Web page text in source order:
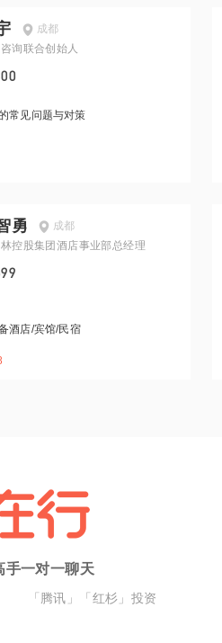
成都
询联合创始人
常见问题与对策
勇
成都
控股集团酒店事业部总经理
酒店/宾馆/民宿
手一对一聊天
「腾讯」「红杉」投资